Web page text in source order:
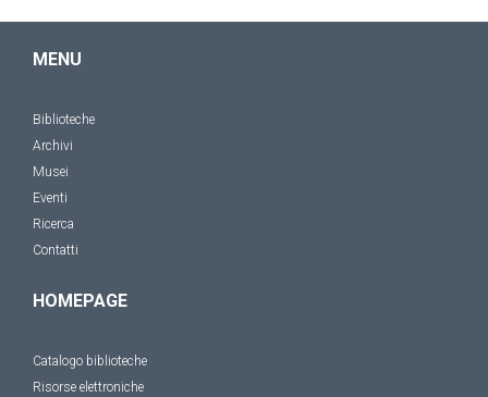
MENU
Biblioteche
Archivi
Musei
Eventi
Ricerca
Contatti
HOMEPAGE
Catalogo biblioteche
Risorse elettroniche